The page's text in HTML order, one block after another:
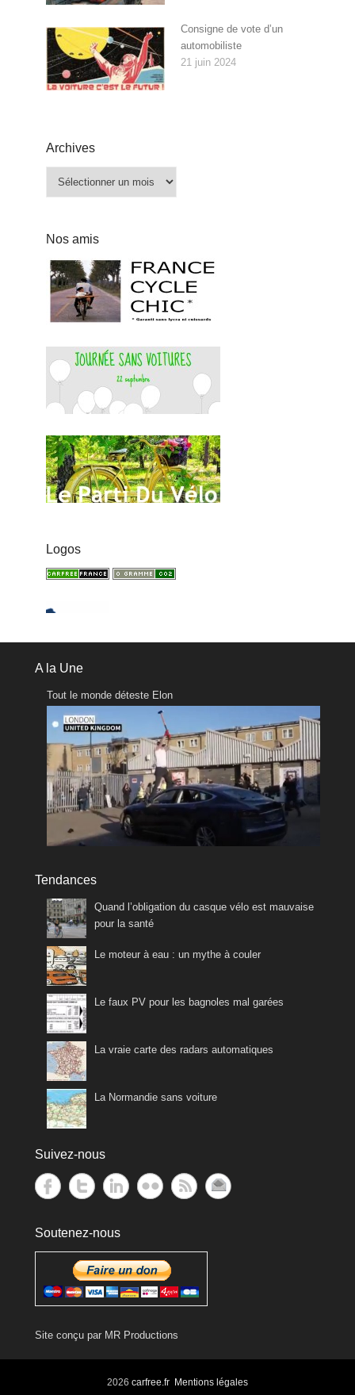
Consigne de vote d’un
automobiliste
21 juin 2024
Archives
Nos amis
Logos
A la Une
Tout le monde déteste Elon
Tendances
Quand l’obligation du casque vélo est mauvaise
pour la santé
Le moteur à eau : un mythe à couler
Le faux PV pour les bagnoles mal garées
La vraie carte des radars automatiques
La Normandie sans voiture
Suivez-nous
Soutenez-nous
Site conçu par MR Productions
2026 carfree.fr Mentions légales